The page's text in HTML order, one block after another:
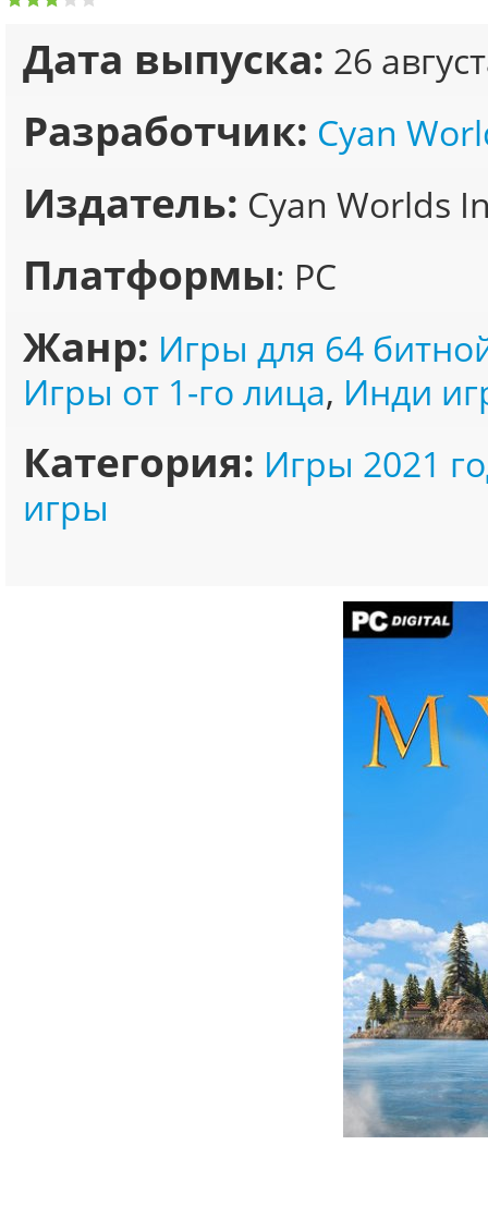
Дата выпуска: 26
Разработчик: Cyan
Издатель: Cyan Worlds
Платформы: PC
Жанр: Игры для 64
Игры от 1-го лица, Инди
Категория: Игры 2021
игры